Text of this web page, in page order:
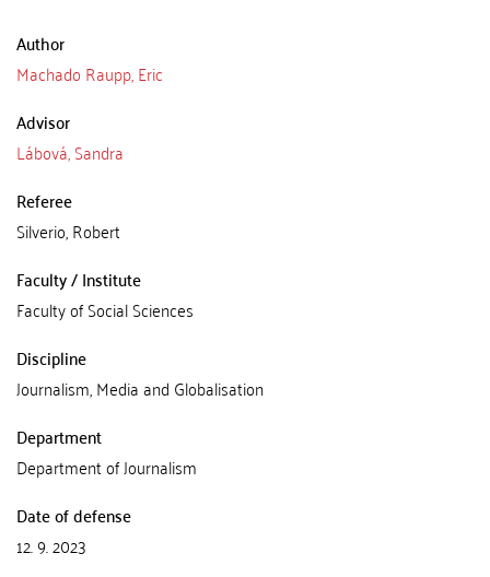
Author
Machado Raupp, Eric
Advisor
Lábová, Sandra
Referee
Silverio, Robert
Faculty / Institute
Faculty of Social Sciences
Discipline
Journalism, Media and Globalisation
Department
Department of Journalism
Date of defense
12. 9. 2023